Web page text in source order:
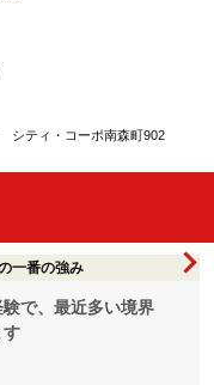
シティ・コーポ南森町902
一番の強み
で、最近多い境界
す